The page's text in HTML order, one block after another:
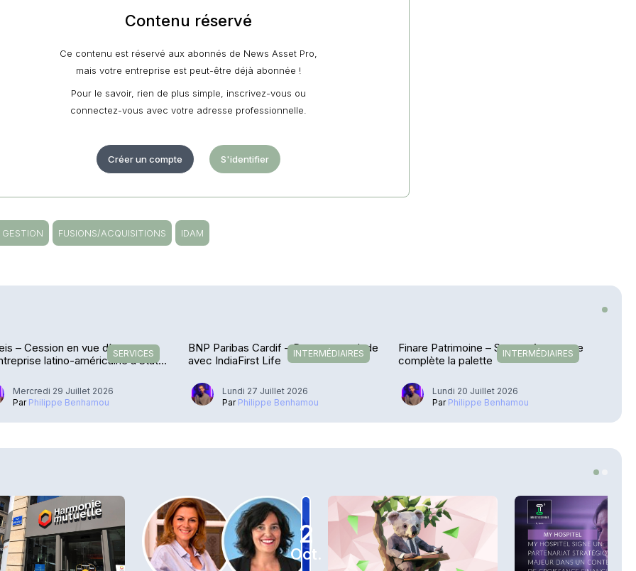
Contenu réservé
Ce contenu est réservé aux abonnés de News Asset Pro,
mais votre entreprise est peut-être déjà abonnée !
Pour le savoir, rien de plus simple, inscrivez-vous ou
connectez-vous avec votre adresse professionnelle.
Créer un compte S'identifier
GESTION FUSIONS/ACQUISITIONS IDAM
SERVICES
– Cession en vue d’une
latino-américaine à State
Mercredi 29 Juillet 2026
Par Philippe Benhamou
INTERMÉDIAIRES
BNP Paribas Cardif – De retour en Inde
avec IndiaFirst Life
Lundi 27 Juillet 2026
Par Philippe Benhamou
INTERMÉDIAIRES
Finare Patrimoine – Sateco Assurance
complète la palette
Lundi 20 Juillet 2026
Par Philippe Benhamou
2
Oct.